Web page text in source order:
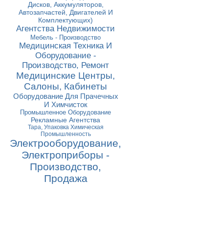
Дисков, Аккумуляторов,
Автозапчастей, Двигателей И
Комплектующих)
Агентства Недвижимости
Мебель - Производство
Медицинская Техника И
Оборудование -
Производство, Ремонт
Медицинские Центры,
Салоны, Кабинеты
Оборудование Для Прачечных
И Химчисток
Промышленное Оборудование
Рекламные Агентства
Тара, Упаковка Химическая
Промышленность
Электрооборудование,
Электроприборы -
Производство,
Продажа